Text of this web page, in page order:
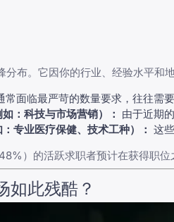
分布。它因你的行业、经验水平和
常面临最严苛的数量要求，往往需
：科技与市场营销）： 由于近期
专业医疗保健、技术工种）： 这
）的活跃求职者预计在获得职
如此残酷？